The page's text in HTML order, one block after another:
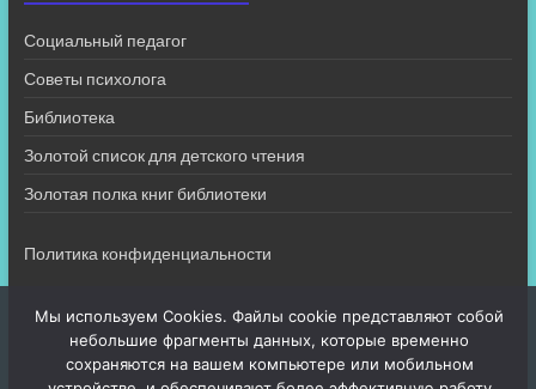
Социальный педагог
Советы психолога
Библиотека
Золотой список для детского чтения
Золотая полка книг библиотеки
Политика конфиденциальности
Мы используем Cookies. Файлы cookie представляют собой
небольшие фрагменты данных, которые временно
сохраняются на вашем компьютере или мобильном